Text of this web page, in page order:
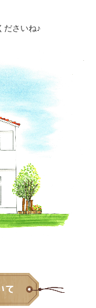
ださいね♪